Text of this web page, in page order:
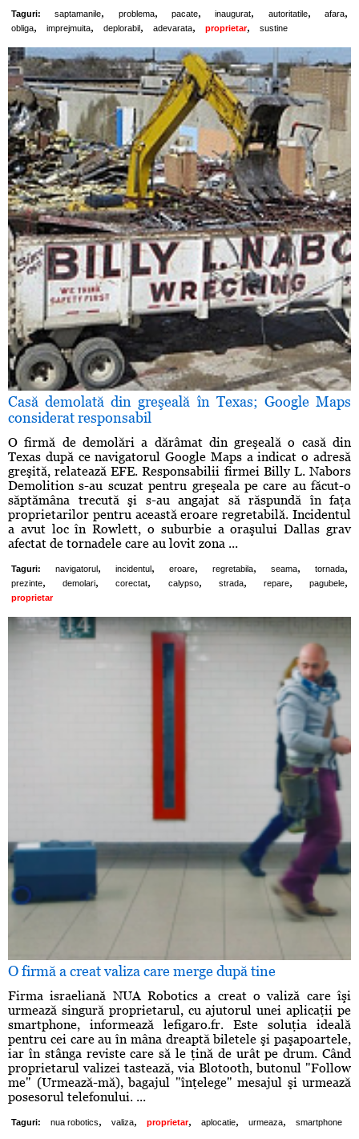
Taguri: saptamanile, problema, pacate, inaugurat, autoritatile, afara,
obliga, imprejmuita, deplorabil , adevarata, proprietar, sustine
Casă demolată din greşeală în Texas; Google Maps
considerat responsabil
O firmă de demolări a dărâmat din greşeală o casă din
Texas după ce navigatorul Google Maps a indicat o adresă
greşită, relatează EFE. Responsabilii firmei Billy L. Nabors
Demolition s-au scuzat pentru greşeala pe care au făcut-o
săptămâna trecută şi s-au angajat să răspundă în faţa
proprietarilor pentru această eroare regretabilă. Incidentul
a avut loc în Rowlett, o suburbie a oraşului Dallas grav
afectat de tornadele care au lovit zona ...
Taguri: navigatorul , incidentul , eroare, regretabila, seama, tornada,
prezinte, demolari, corectat, calypso, strada, repare, pagubele,
proprietar
O firmă a creat valiza care merge după tine
Firma israeliană NUA Robotics a creat o valiză care îşi
urmează singură proprietarul, cu ajutorul unei aplicaţii pe
smartphone, informează lefigaro.fr. Este soluţia ideală
pentru cei care au în mâna dreaptă biletele şi paşapoartele,
iar în stânga reviste care să le ţină de urât pe drum. Când
proprietarul valizei tastează, via Blotooth, butonul "Follow
me" (Urmează-mă), bagajul "înţelege" mesajul şi urmează
posesorul telefonului. ...
Taguri: nua robotics, valiza, proprietar, aplocatie, urmeaza, smartphone